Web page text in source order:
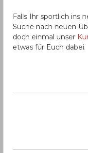
Falls Ihr sportlich ins
Suche nach neuen
doch einmal unser
etwas für Euch dabei.